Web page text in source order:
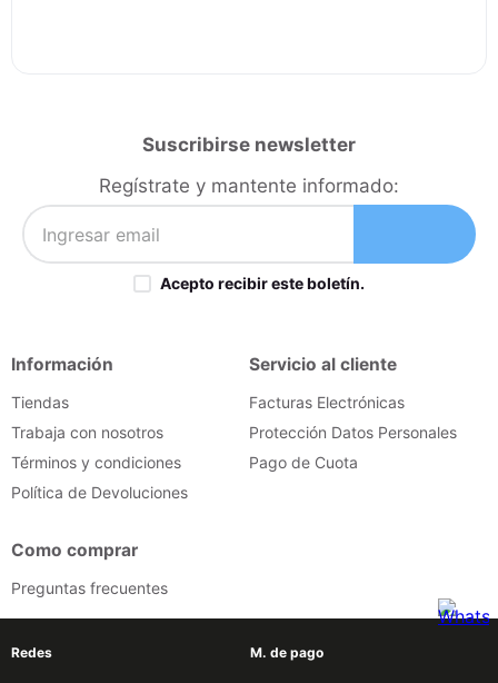
Suscribirse newsletter
Regístrate y mantente informado:
Acepto recibir este boletín.
Información
Tiendas
Trabaja con nosotros
Términos y condiciones
Política de Devoluciones
Servicio al cliente
Facturas Electrónicas
Protección Datos Personales
Pago de Cuota
Como comprar
Preguntas frecuentes
Redes M. de pago